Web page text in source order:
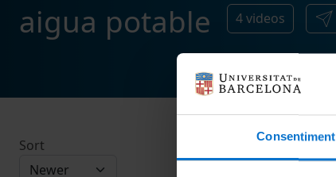
Consentiment
aigua potable 4videos
Sort